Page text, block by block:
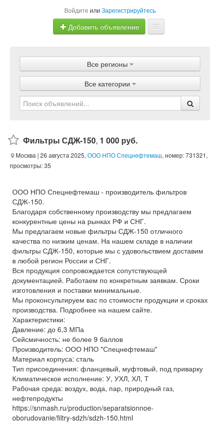
Войдите или Зарегистрируйтесь
Добавить объявление
Объявления
Магазины
Услуги
Все регионы
Все категории
Фильтры СДЖ-150, 1 000 руб.
Москва | 26 августа 2025, ООО НПО Спецнефтемаш, номер: 731321,
просмотры: 35
ООО НПО Спецнефтемаш - производитель фильтров
СДЖ-150.
Благодаря собственному производству мы предлагаем
конкурентные цены на рынках РФ и СНГ.
Мы предлагаем новые фильтры СДЖ-150 отличного
качества по низким ценам. На нашем складе в наличии
фильтры СДЖ-150, которые мы с удовольствием доставим
в любой регион России и СНГ.
Вся продукция сопровождается сопутствующей
документацией. Работаем по конкретным заявкам. Сроки
изготовления и поставки минимальные.
Мы проконсультируем вас по стоимости продукции и сроках
производства. Подробнее на нашем сайте.
Характеристики:
Давление: до 6,3 МПа
Сейсмичность: не более 9 баллов
Производитель: ООО НПО "Спецнефтемаш"
Материал корпуса: сталь
Тип присоединения: фланцевый, муфтовый, под приварку
Климатическое исполнение: У, УХЛ, ХЛ, Т
Рабочая среда: воздух, вода, пар, природный газ,
нефтепродукты
https://snmash.ru/production/separatsionnoe-
oborudovanie/filtry-sdzh/sdzh-150.html